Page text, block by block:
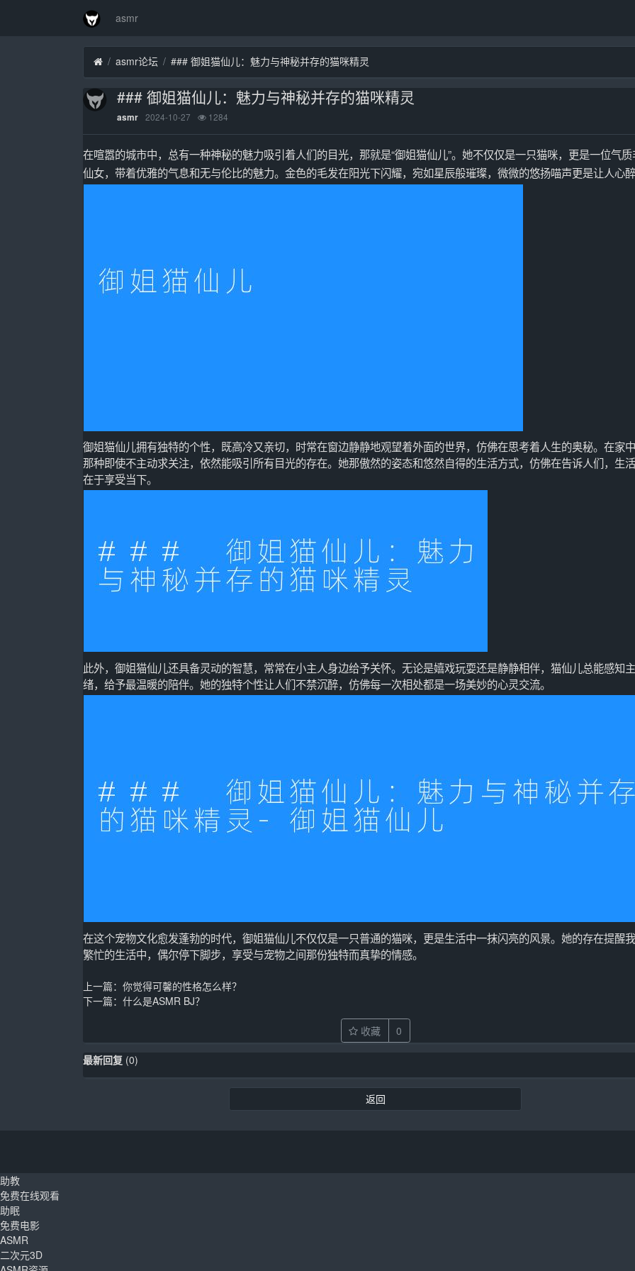
asmr
asmr论坛 ### 御姐猫仙儿：魅力与神秘并存的猫咪精灵
### 御姐猫仙儿：魅力与神秘并存的猫咪精灵
asmr 2024-10-27 1284
在喧嚣的城市中，总有一种神秘的魅力吸引着人们的目光，那就是“御姐猫仙儿”。她不仅仅是一只猫咪，更是一位气
仙女，带着优雅的气息和无与伦比的魅力。金色的毛发在阳光下闪耀，宛如星辰般璀璨，微微的悠扬喵声更是让人心醉
御姐猫仙儿拥有独特的个性，既高冷又亲切，时常在窗边静静地观望着外面的世界，仿佛在思考着人生的奥秘。在家
那种即使不主动求关注，依然能吸引所有目光的存在。她那傲然的姿态和悠然自得的生活方式，仿佛在告诉人们，生
在于享受当下。
此外，御姐猫仙儿还具备灵动的智慧，常常在小主人身边给予关怀。无论是嬉戏玩耍还是静静相伴，猫仙儿总能感知
绪，给予最温暖的陪伴。她的独特个性让人们不禁沉醉，仿佛每一次相处都是一场美妙的心灵交流。
在这个宠物文化愈发蓬勃的时代，御姐猫仙儿不仅仅是一只普通的猫咪，更是生活中一抹闪亮的风景。她的存在提醒
繁忙的生活中，偶尔停下脚步，享受与宠物之间那份独特而真挚的情感。
上一篇： 你觉得可馨的性格怎么样？
下一篇： 什么是ASMR BJ？
收藏 0
最新回复 (0)
返回
助教
免费在线观看
助眠
免费电影
ASMR
二次元3D